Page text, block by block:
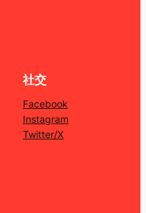
社交
Facebook
Instagram
Twitter/X